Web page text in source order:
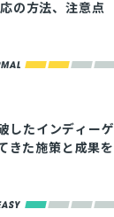
の方法、注意点
したインディーゲ
きた施策と成果を